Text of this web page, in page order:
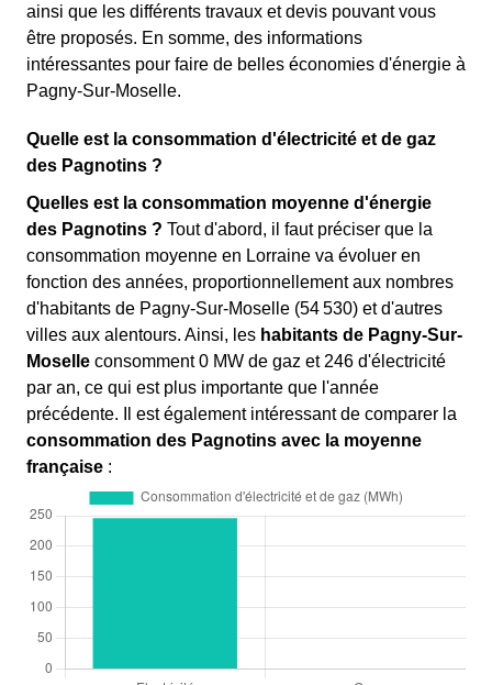
ainsi que les différents travaux et devis pouvant vous
être proposés. En somme, des informations
intéressantes pour faire de belles économies d'énergie à
Pagny-Sur-Moselle.
Quelle est la consommation d'électricité et de gaz
des Pagnotins ?
Quelles est la consommation moyenne d'énergie
des Pagnotins ? Tout d'abord, il faut préciser que la
consommation moyenne en Lorraine va évoluer en
fonction des années, proportionnellement aux nombres
d'habitants de Pagny-Sur-Moselle (54 530) et d'autres
villes aux alentours. Ainsi, les habitants de Pagny-Sur-
Moselle consomment 0 MW de gaz et 246 d'électricité
par an, ce qui est plus importante que l'année
précédente. Il est également intéressant de comparer la
consommation des Pagnotins avec la moyenne
française :